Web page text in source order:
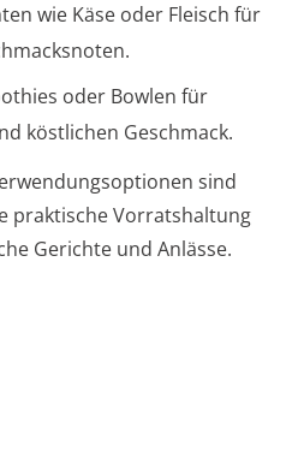
wie Käse oder Fleisch für
oder Bowlen für
köstlichen Geschmack.
sind
praktische Vorratshaltung
Gerichte und Anlässe.